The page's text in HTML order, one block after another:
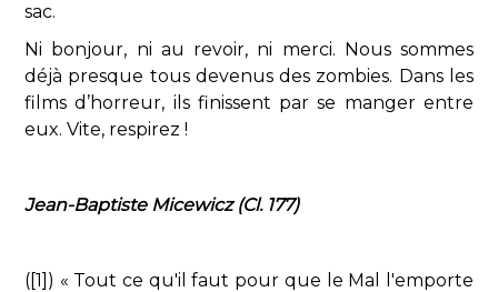
sac.
Ni bonjour, ni au revoir, ni merci. Nous sommes
déjà presque tous devenus des zombies. Dans les
films d’horreur, ils finissent par se manger entre
eux. Vite, respirez !
Jean-Baptiste Micewicz (Cl. 177)
([1]) « Tout ce qu'il faut pour que le Mal l'emporte